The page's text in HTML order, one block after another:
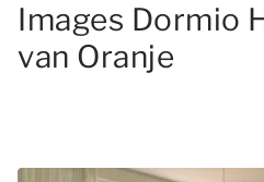
Images Dormio
van Oranje